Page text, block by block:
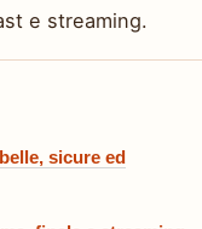
e streaming.
sicure ed